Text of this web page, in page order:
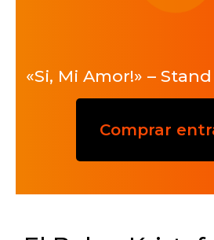
«Si, Mi Amor!» –
Comprar